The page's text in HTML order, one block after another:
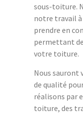
sous-toiture.
notre travail
prendre en
permettant
votre toiture.
Nous sauront
de qualité
réalisons par
toiture, des